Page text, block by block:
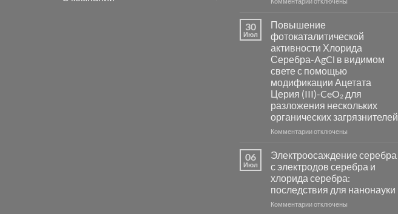
катализаторов
и
сенсоров
на
основе
металлов
платиновой
группы
30
Июл
Повышение
фотокаталитической
активности Хлорида
Серебра-AgCl в видимом
свете с помощью
модификации Ацетата
Церия (III)-CeO₂ для
разложения нескольких
органических загрязнителей
Комментариик
фотокаталитической
активности
Хлорида
Серебра-
AgCl
отключены
06
Июл
Электроосаждение серебра
с электродов серебра и
хлорида серебра:
последствия для нанонауки
Комментариикотключены